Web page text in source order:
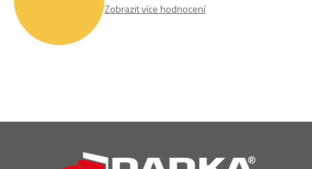
Zobrazit více hodnocení